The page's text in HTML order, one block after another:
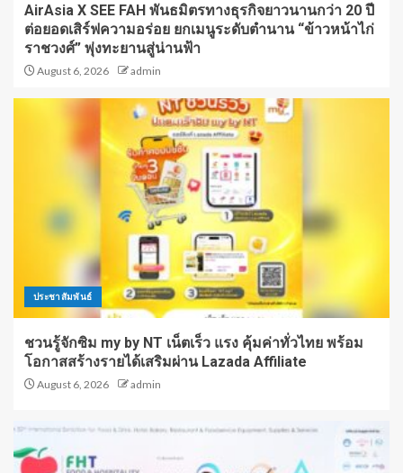
AirAsia X SEE FAH พันธมิตรทางธุรกิจยาวนานกว่า 20 ปี
ต่อยอดเสิร์ฟความอร่อย ยกเมนูระดับตำนาน “ข้าวหน้าไก่
ราชวงศ์” พุ่งทะยานสู่น่านฟ้า
August 6, 2026 admin
ประชาสัมพันธ์
ชวนรู้จักซิม my by NT เน็ตเร็ว แรง คุ้มค่าทั่วไทย พร้อม
โอกาสสร้างรายได้เสริมผ่าน Lazada Affiliate
August 6, 2026 admin